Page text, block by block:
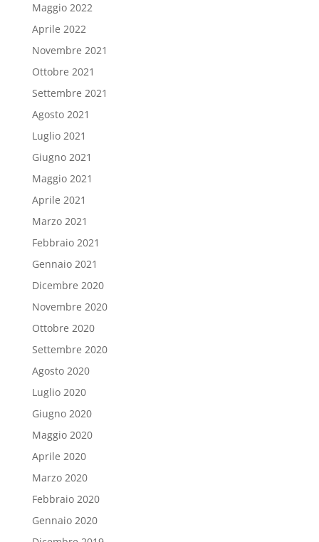
Maggio 2022
Aprile 2022
Novembre 2021
Ottobre 2021
Settembre 2021
Agosto 2021
Luglio 2021
Giugno 2021
Maggio 2021
Aprile 2021
Marzo 2021
Febbraio 2021
Gennaio 2021
Dicembre 2020
Novembre 2020
Ottobre 2020
Settembre 2020
Agosto 2020
Luglio 2020
Giugno 2020
Maggio 2020
Aprile 2020
Marzo 2020
Febbraio 2020
Gennaio 2020